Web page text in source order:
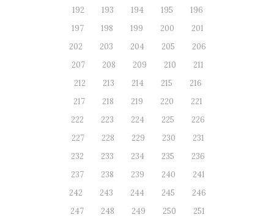
192
193 194 195
196
197
198 199 200
201
202
203 204 205
206
207
208 209 210
211
212
213 214 215
216
217
218 219 220
221
222
223 224 225
226
227
228 229 230
231
232
233 234 235
236
237
238 239 240
241
242
243 244 245
246
247
248 249 250
251